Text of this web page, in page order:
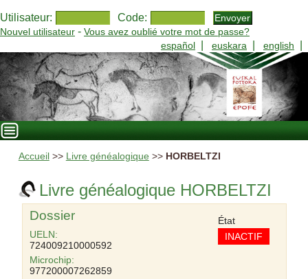
Utilisateur: Code:
Nouvel utilisateur - Vous avez oublié votre mot de passe?
español
euskara english
Accueil >> Livre généalogique >> HORBELTZI
Livre généalogique HORBELTZI
Dossier
UELN:
724009210000592
Microchip:
977200007262859
État
INACTIF